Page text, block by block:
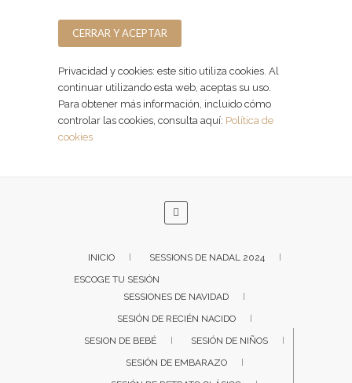
Privacidad y cookies: este sitio utiliza cookies. Al
continuar utilizando esta web, aceptas su uso.
Para obtener más información, incluido cómo
controlar las cookies, consulta aquí: Política de
cookies
INICIO
SESSIONS DE NADAL 2024
ESCOGE TU SESIÓN
SESSIONES DE NAVIDAD
SESIÓN DE RECIÉN NACIDO
SESION DE BEBÉ
SESIÓN DE NIÑOS
SESIÓN DE EMBARAZO